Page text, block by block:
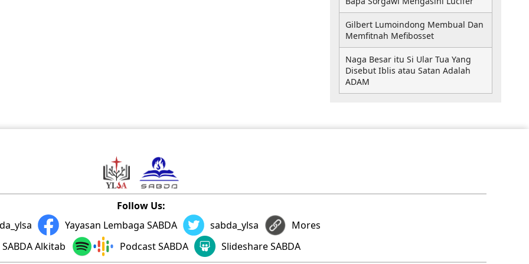
Gilbert Lumoindong Membual Dan
Memfitnah Mefibosset
Naga Besar itu Si Ular Tua Yang
Disebut Iblis atau Satan Adalah
ADAM
Follow Us:
Yayasan Lembaga SABDA sabda_ylsa
Mores
SABDA Alkitab
Podcast SABDA Slideshare SABDA